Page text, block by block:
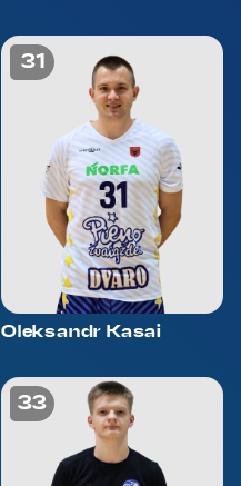
31
Oleksandr Kasai
33